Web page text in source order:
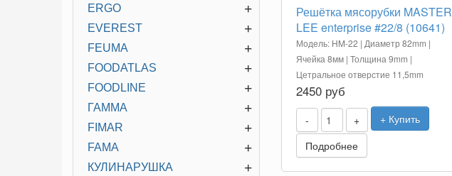
Решётка мясорубки MASTER
LEE enterprise #22/8 (10641)
Модель: HM-22 | Диаметр 82mm |
Ячейка 8мм | Толщина 9mm |
Цетральное отверстие 11,5mm
2450 руб
- +
+ Купить
Подробнее
+
ERGO
+
EVEREST
+
FEUMA
+
FOODATLAS
+
FOODLINE
+
ГАММА
+
FIMAR
+
FAMA
+
КУЛИНАРУШКА